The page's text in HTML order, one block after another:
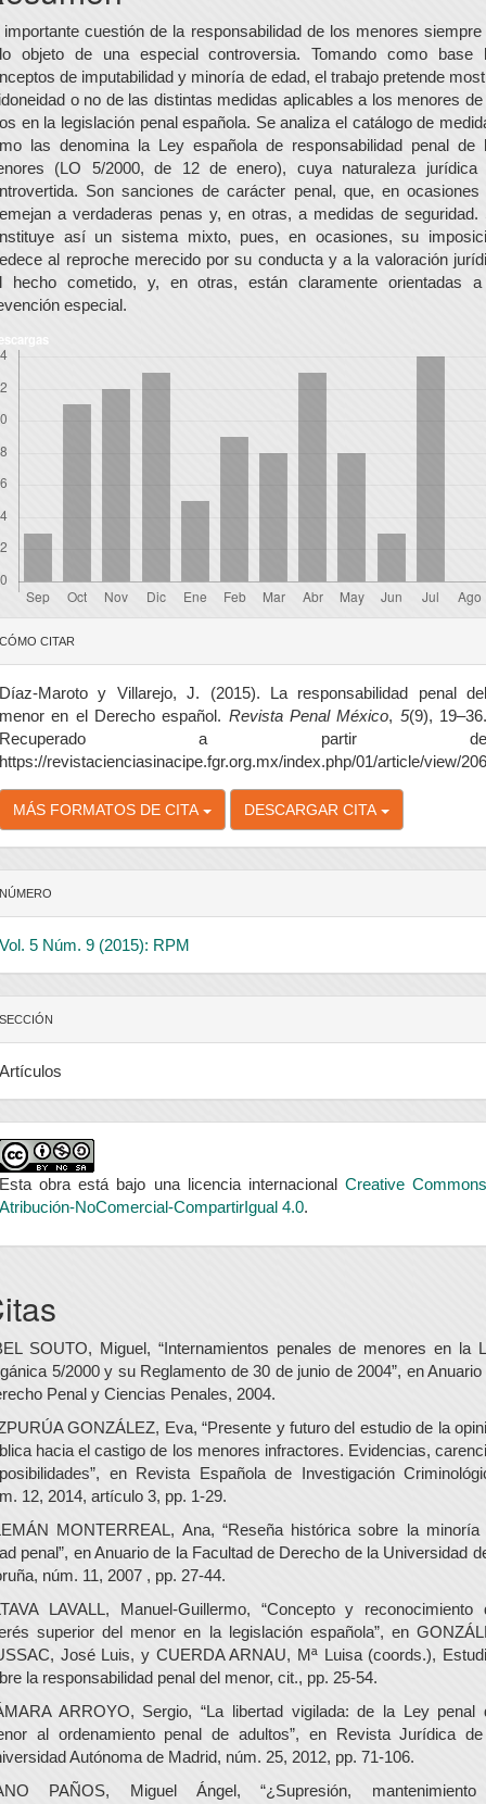
importante cuestión de la responsabilidad de los menores siempre
objeto de una especial controversia. Tomando como base
de imputabilidad y minoría de edad, el trabajo pretende
o no de las distintas medidas aplicables a los menores de
en la legislación penal española. Se analiza el catálogo de
las denomina la Ley española de responsabilidad penal de
(LO 5/2000, de 12 de enero), cuya naturaleza jurídica
Son sanciones de carácter penal, que, en ocasiones
a verdaderas penas y, en otras, a medidas de seguridad.
así un sistema mixto, pues, en ocasiones, su
al reproche merecido por su conducta y a la valoración
hecho cometido, y, en otras, están claramente orientadas
especial.
CÓMO CITAR
Díaz-Maroto y Villarejo, J. (2015). La responsabilidad penal del
menor en el Derecho español. Revista Penal México, 5(9),
Recuperado a partir de
https://revistacienciasinacipe.fgr.org.mx/index.php/01/article/view/206
MÁS FORMATOS DE CITA DESCARGAR CITA
NÚMERO
Vol. 5 Núm. 9 (2015): RPM
SECCIÓN
Artículos
Esta obra está bajo una licencia internacional Creative Commons
Atribución-NoComercial-CompartirIgual 4.0.
SOUTO, Miguel, “Internamientos penales de menores en la
5/2000 y su Reglamento de 30 de junio de 2004”, en Anuario
Penal y Ciencias Penales, 2004.
GONZÁLEZ, Eva, “Presente y futuro del estudio de la
hacia el castigo de los menores infractores. Evidencias,
en Revista Española de Investigación
12, 2014, artículo 3, pp. 1-29.
MONTERREAL, Ana, “Reseña histórica sobre la minoría
penal”, en Anuario de la Facultad de Derecho de la Universidad
núm. 11, 2007 , pp. 27-44.
LAVALL, Manuel-Guillermo, “Concepto y reconocimiento
superior del menor en la legislación española”, en
José Luis, y CUERDA ARNAU, Mª Luisa (coords.),
la responsabilidad penal del menor, cit., pp. 25-54.
ARROYO, Sergio, “La libertad vigilada: de la Ley penal
al ordenamiento penal de adultos”, en Revista Jurídica
Autónoma de Madrid, núm. 25, 2012, pp. 71-106.
PAÑOS, Miguel Ángel, “¿Supresión,